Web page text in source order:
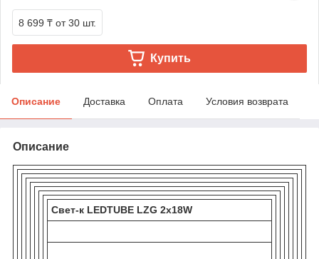
8 699 ₸ от 30 шт.
Купить
Описание Доставка Оплата Условия возврата
Описание
Свет-к LEDTUBE LZG 2x18W